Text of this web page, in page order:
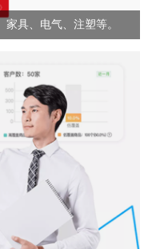
具、电气、注塑等。